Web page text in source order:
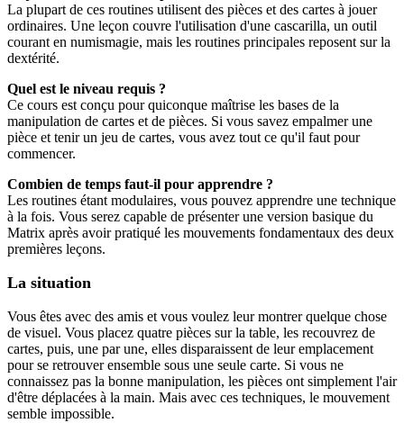
La plupart de ces routines utilisent des pièces et des cartes à jouer
ordinaires. Une leçon couvre l'utilisation d'une cascarilla, un outil
courant en numismagie, mais les routines principales reposent sur la
dextérité.
Quel est le niveau requis ?
Ce cours est conçu pour quiconque maîtrise les bases de la
manipulation de cartes et de pièces. Si vous savez empalmer une
pièce et tenir un jeu de cartes, vous avez tout ce qu'il faut pour
commencer.
Combien de temps faut-il pour apprendre ?
Les routines étant modulaires, vous pouvez apprendre une technique
à la fois. Vous serez capable de présenter une version basique du
Matrix après avoir pratiqué les mouvements fondamentaux des deux
premières leçons.
La situation
Vous êtes avec des amis et vous voulez leur montrer quelque chose
de visuel. Vous placez quatre pièces sur la table, les recouvrez de
cartes, puis, une par une, elles disparaissent de leur emplacement
pour se retrouver ensemble sous une seule carte. Si vous ne
connaissez pas la bonne manipulation, les pièces ont simplement l'air
d'être déplacées à la main. Mais avec ces techniques, le mouvement
semble impossible.